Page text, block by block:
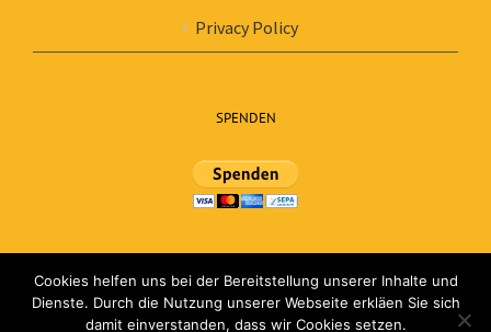
Privacy Policy
SPENDEN
Cookies helfen uns bei der Bereitstellung unserer Inhalte und
Dienste. Durch die Nutzung unserer Webseite erkläen Sie sich
damit einverstanden, dass wir Cookies setzen.